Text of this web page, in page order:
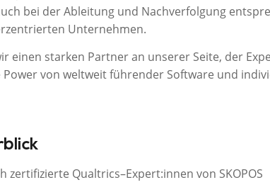
bei der Ableitung und Nachverfolgung
Unternehmen.
einen starken Partner an unserer Seite, der
Power von weltweit führender Software und
zertifizierte Qualtrics–Expert:innen von SKOPOS